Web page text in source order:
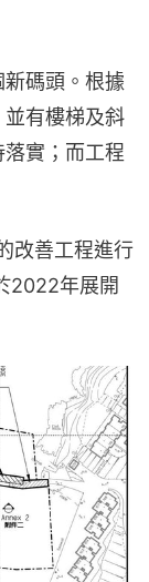
碼頭。根據
有樓梯及斜
實；而工程
改善工程進行
2022年展開